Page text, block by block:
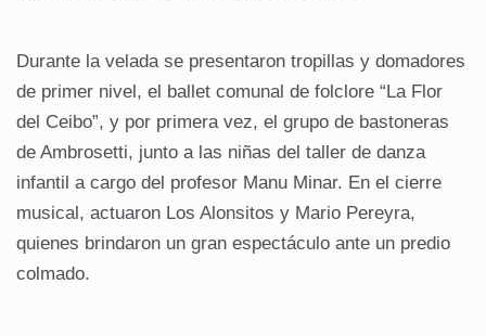
Durante la velada se presentaron tropillas y domadores
de primer nivel, el ballet comunal de folclore “La Flor
del Ceibo”, y por primera vez, el grupo de bastoneras
de Ambrosetti, junto a las niñas del taller de danza
infantil a cargo del profesor Manu Minar. En el cierre
musical, actuaron Los Alonsitos y Mario Pereyra,
quienes brindaron un gran espectáculo ante un predio
colmado.